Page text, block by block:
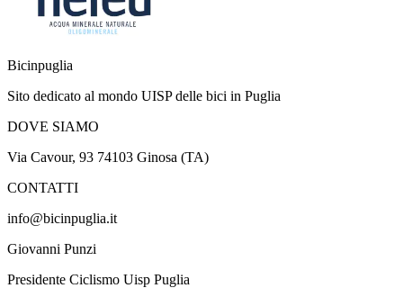
Bicinpuglia
Sito dedicato al mondo UISP delle bici in Puglia
DOVE SIAMO
Via Cavour, 93 74103 Ginosa (TA)
CONTATTI
info@bicinpuglia.it
Giovanni Punzi
Presidente Ciclismo Uisp Puglia